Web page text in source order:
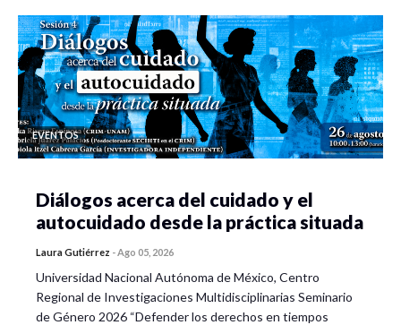
EVENTOS
Diálogos acerca del cuidado y el
autocuidado desde la práctica situada
Laura Gutiérrez - Ago 05, 2026
Universidad Nacional Autónoma de México, Centro
Regional de Investigaciones Multidisciplinarias Seminario
de Género 2026 “Defender los derechos en tiempos